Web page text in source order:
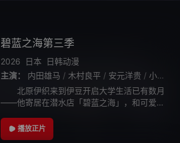
碧蓝之海第三季
2026 日本
日韩动漫
主演：
内田雄马 / 木村良平 / 安元洋贵 / 小西克幸
北原伊织来到伊豆开启大学生活已有数月
——他寄居在潜水店「碧蓝之海」，和可爱的
奈奈华、成熟风情十足的滨冈梓，还有同班同
学吉原爱菜也常聚在此处，本该度过一帆风
播放正片